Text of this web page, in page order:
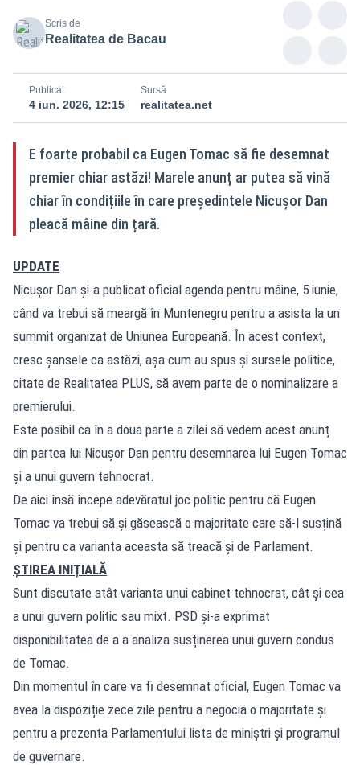
Scris de
Realitatea de Bacau
Publicat
4 iun. 2026, 12:15
Sursă
realitatea.net
E foarte probabil ca Eugen Tomac să fie desemnat
premier chiar astăzi! Marele anunț ar putea să vină
chiar în condițiile în care președintele Nicușor Dan
pleacă mâine din țară.
UPDATE
Nicușor Dan și-a publicat oficial agenda pentru mâine, 5 iunie,
când va trebui să meargă în Muntenegru pentru a asista la un
summit organizat de Uniunea Europeană. În acest context,
cresc șansele ca astăzi, așa cum au spus și sursele politice,
citate de Realitatea PLUS, să avem parte de o nominalizare a
premierului.
Este posibil ca în a doua parte a zilei să vedem acest anunț
din partea lui Nicușor Dan pentru desemnarea lui Eugen Tomac
și a unui guvern tehnocrat.
De aici însă începe adevăratul joc politic pentru că Eugen
Tomac va trebui să și găsească o majoritate care să-l susțină
și pentru ca varianta aceasta să treacă și de Parlament.
ȘTIREA INIȚIALĂ
Sunt discutate atât varianta unui cabinet tehnocrat, cât și cea
a unui guvern politic sau mixt. PSD și-a exprimat
disponibilitatea de a a analiza susținerea unui guvern condus
de Tomac.
Din momentul în care va fi desemnat oficial, Eugen Tomac va
avea la dispoziție zece zile pentru a negocia o majoritate și
pentru a prezenta Parlamentului lista de miniștri și programul
de guvernare.